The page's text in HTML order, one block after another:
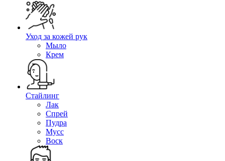
Уход за кожей рук
Мыло
Крем
Стайлинг
Лак
Спрей
Пудра
Мусс
Воск